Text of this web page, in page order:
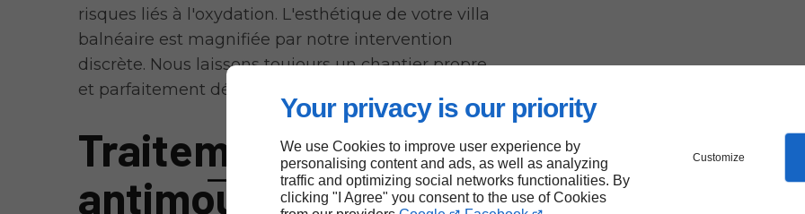
Your privacy is our priority
We use Cookies to improve user experience by
personalising content and ads, as well as analyzing
traffic and optimizing social networks functionalities. By
clicking "I Agree" you consent to the use of Cookies
Customize
risques liés à l'oxydation. L'esthétique de votre villa
balnéaire est magnifiée par notre intervention
discrète. Nous laissons toujours un chantier propre
et parfaitement dégagé.
Traitement
antimousse des toits